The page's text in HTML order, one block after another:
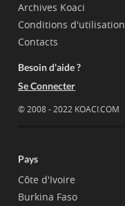
Archives Koaci
Conditions d'utilisation
Contacts
Besoin d'aide ?
Se Connecter
© 2008 - 2022 KOACI.COM
Pays
Côte d'Ivoire
Burkina Faso